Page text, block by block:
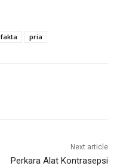
fakta pria
Next article
Perkara Alat Kontrasepsi